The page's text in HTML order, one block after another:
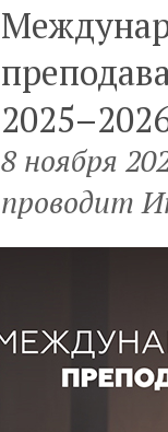
8 ноября
проводит